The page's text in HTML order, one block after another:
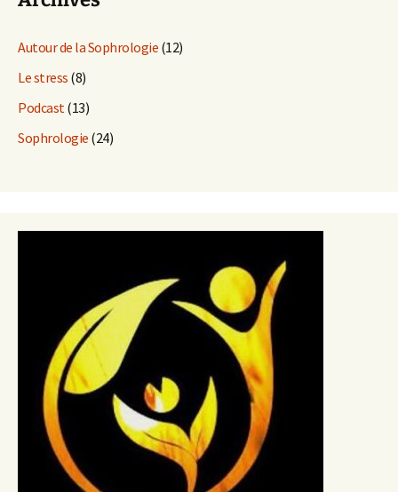
Autour de la Sophrologie (12)
Le stress (8)
Podcast(13)
Sophrologie (24)